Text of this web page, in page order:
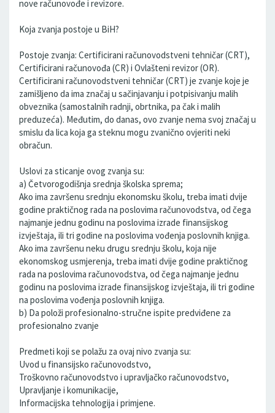
nove računovođe i revizore.
Koja zvanja postoje u BiH?
Postoje zvanja: Certificirani računovodstveni tehničar (CRT),
Certificirani računovođa (CR) i Ovlašteni revizor (OR).
Certificirani računovodstveni tehničar (CRT) je zvanje koje je
zamišljeno da ima značaj u sačinjavanju i potpisivanju malih
obveznika (samostalnih radnji, obrtnika, pa čak i malih
preduzeća). Međutim, do danas, ovo zvanje nema svoj značaj u
smislu da lica koja ga steknu mogu zvanično ovjeriti neki
obračun.
Uslovi za sticanje ovog zvanja su:
a) Četvorogodišnja srednja školska sprema;
Ako ima završenu srednju ekonomsku školu, treba imati dvije
godine praktičnog rada na poslovima računovodstva, od čega
najmanje jednu godinu na poslovima izrade finansijskog
izvještaja, ili tri godine na poslovima vođenja poslovnih knjiga.
Ako ima završenu neku drugu srednju školu, koja nije
ekonomskog usmjerenja, treba imati dvije godine praktičnog
rada na poslovima računovodstva, od čega najmanje jednu
godinu na poslovima izrade finansijskog izvještaja, ili tri godine
na poslovima vođenja poslovnih knjiga.
b) Da položi profesionalno-stručne ispite predviđene za
profesionalno zvanje
Predmeti koji se polažu za ovaj nivo zvanja su:
Uvod u finansijsko računovodstvo,
Troškovno računovodstvo i upravljačko računovodstvo,
Upravljanje i komunikacije,
Informacijska tehnologija i primjene.